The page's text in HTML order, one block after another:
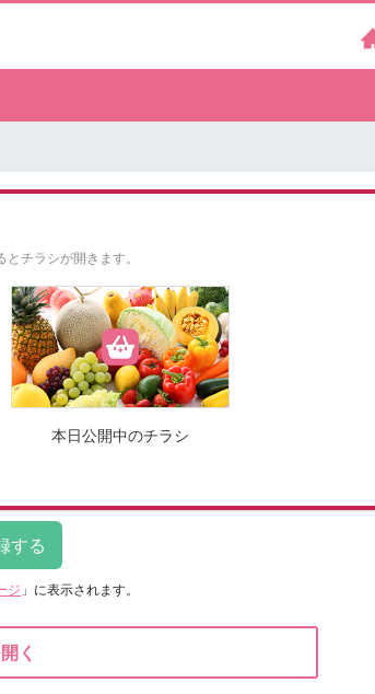
チラシが開きます。
本日公開中のチラシ
ジ 」に表示されます。
く